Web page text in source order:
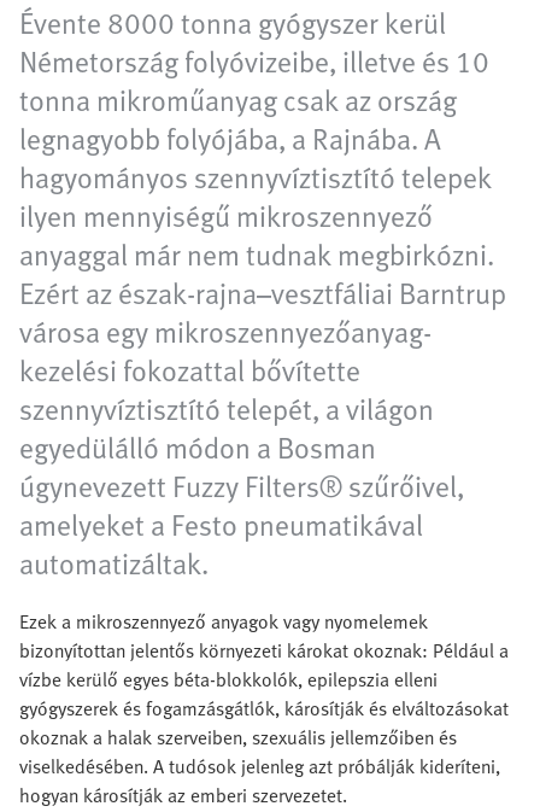
Évente 8000 tonna gyógyszer kerül
Németország folyóvizeibe, illetve és 10
tonna mikroműanyag csak az ország
legnagyobb folyójába, a Rajnába. A
hagyományos szennyvíztisztító telepek
ilyen mennyiségű mikroszennyező
anyaggal már nem tudnak megbirkózni.
Ezért az észak-rajna–vesztfáliai Barntrup
városa egy mikroszennyezőanyag-
kezelési fokozattal bővítette
szennyvíztisztító telepét, a világon
egyedülálló módon a Bosman
úgynevezett Fuzzy Filters® szűrőivel,
amelyeket a Festo pneumatikával
automatizáltak.
Ezek a mikroszennyező anyagok vagy nyomelemek
bizonyítottan jelentős környezeti károkat okoznak: Például a
vízbe kerülő egyes béta-blokkolók, epilepszia elleni
gyógyszerek és fogamzásgátlók, károsítják és elváltozásokat
okoznak a halak szerveiben, szexuális jellemzőiben és
viselkedésében. A tudósok jelenleg azt próbálják kideríteni,
hogyan károsítják az emberi szervezetet.